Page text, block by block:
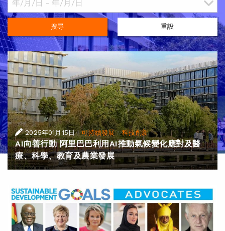
搜尋 重設
2025年01月15日 |可持續發展·科技創新
AI向善行動 阿里巴巴利用AI推動氣候變化應對及醫
療、科學、教育及農業發展